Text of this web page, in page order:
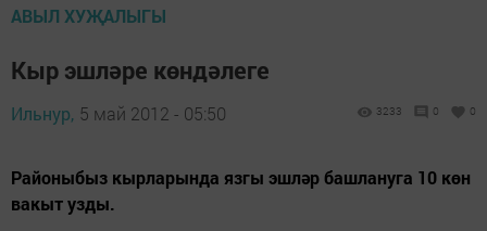
АВЫЛ ХУҖАЛЫГЫ
Кыр эшләре көндәлеге
Ильнур, 5 май 2012 - 05:50 3233 0 0
Районыбыз кырларында язгы эшләр башлануга 10 көн
вакыт узды.